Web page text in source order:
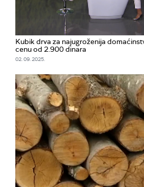
Kubik drva za najugroženija
cenu od 2.900 dinara
02. 09. 2025.